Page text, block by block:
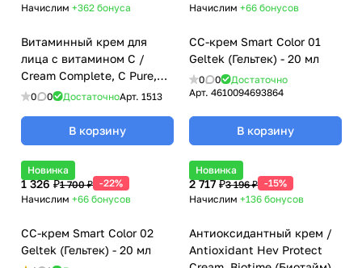
Начислим +362 бонуса
Витаминный крем для
лица с витамином C /
Cream Complete, C Pure,
Klapp (Клапп) - 50 мл
0 0 ДостаточноАрт. 1513
В корзину
Начислим +66 бонусов
CC-крем Smart Color 01
Geltek (Гельтек) - 20 мл
0 0
Достаточно
Арт. 4610094693864
В корзину
Новинка
1 326 ₽1 700 ₽ -22%
Начислим +66 бонусов
CC-крем Smart Color 02
Geltek (Гельтек) - 20 мл
Новинка
2 717 ₽3 196 ₽ -15%
Начислим +136 бонусов
Антиоксидантный крем /
Antioxidant Hev Protect